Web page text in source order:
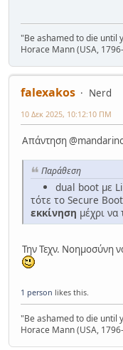
"Be ashamed to die until
Horace Mann (USA,
falexakos
Nerd
10 Δεκ 2025, 10:12:10 ΠΜ
Απάντηση
Παράθεση
dual boot με
τότε το Secure
εκκίνηση μέχρι να
Την Τεχν. Νοημοσύνη
1 person likes this.
"Be ashamed to die until
Horace Mann (USA,